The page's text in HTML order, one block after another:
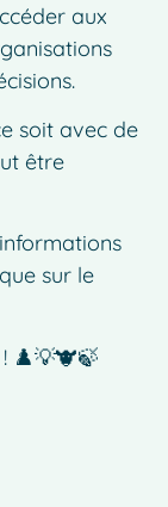
aux
soit avec de
être
sur le
♟️💡🐮🍃